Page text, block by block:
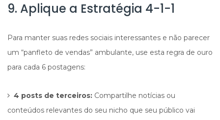
9. Aplique a Estratégia 4-1-1
Para manter suas redes sociais interessantes e não parecer
um “panfleto de vendas” ambulante, use esta regra de ouro
para cada 6 postagens:
4 posts de terceiros: Compartilhe notícias ou
conteúdos relevantes do seu nicho que seu público vai